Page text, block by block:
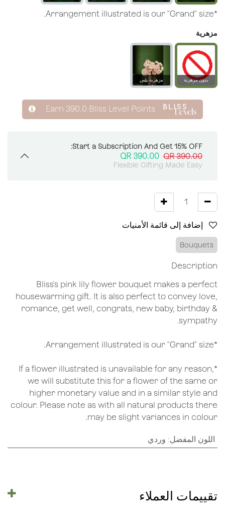
*Arrangement illustrated is our "Grand" size.
مزهرية
بدون مزهرية
مزهرية بلِس
زجاجية
Earn390.0 Bliss Level Points
Start a Subscription And Get 15% OFF:
390.00
QR
390.00
QR
Flexible Gifting Made Easy
Bouquets
Description
Bliss's pink lily flower bouquet makes a perfect
housewarming gift. It is also perfect to convey love,
romance, get well, congrats, new baby, birthday &
sympathy.
*Arrangement illustrated is our "Grand" size.
*If a flower illustrated is unavailable for any reason,
we will substitute this for a flower of the same or
higher monetary value and in a similar style and
colour. Please note as with all natural products there
may be slight variances in colour.
اللون المفضل : وردي
تقييمات العملاء